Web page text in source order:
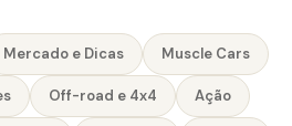
Mercado e Dicas Muscle Cars
Off-road e 4x4 Ação